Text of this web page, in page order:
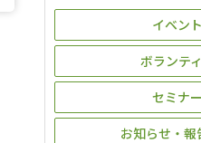
イベント
ボランテ
セミナー
お知らせ・報